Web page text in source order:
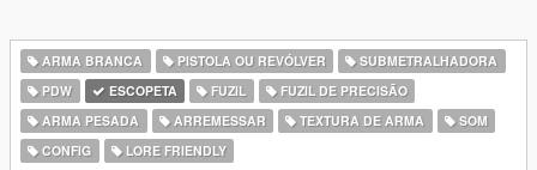
ARMA BRANCA PISTOLA OU REVÓLVER
SUBMETRALHADORA
PDW
ESCOPETA FUZIL
FUZIL DE PRECISÃO
ARMA PESADA
ARREMESSAR TEXTURA DE ARMA
SOM
CONFIG
LORE FRIENDLY